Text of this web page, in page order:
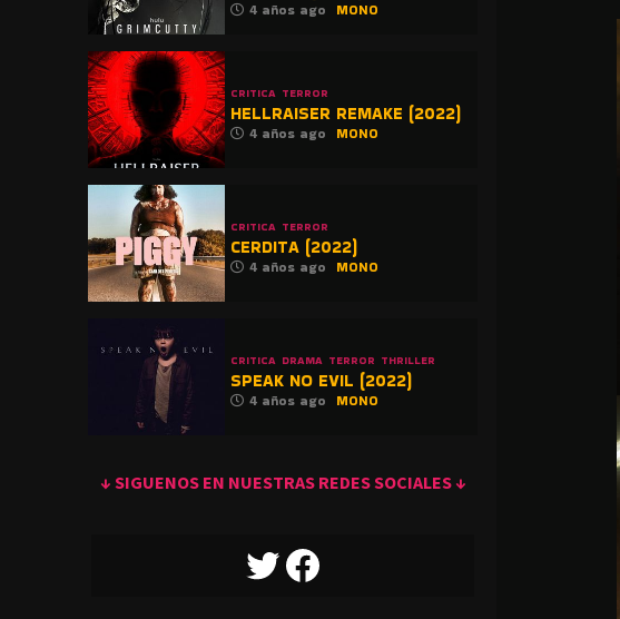
4 años ago MONO
CRITICA TERROR
HELLRAISER REMAKE (2022)
4 años ago MONO
CRITICA TERROR
CERDITA (2022)
4 años ago MONO
CRITICA DRAMA TERROR THRILLER
SPEAK NO EVIL (2022)
4 años ago MONO
↓ SIGUENOS EN NUESTRAS REDES SOCIALES ↓
TWITTERFACEBOOK